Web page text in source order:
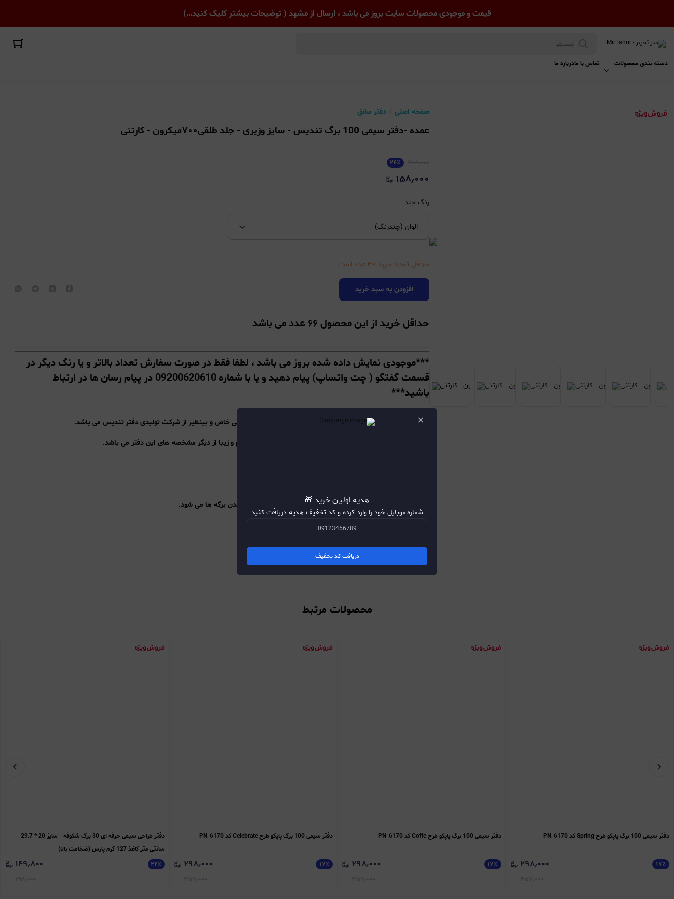
قیمت و موجودی محصولات سایت بروز می باشد ، ارسال از مشهد ( توضیحات بیشتر کلیک کنید...)
دسته بندی محصولات تماس با مادرباره ما
صفحه اصلی دفتر مشق
عمده -دفتر سیمی 100 برگ تندیس - سایز وزیری - جلد طلقی۷۰۰میکرون - کارتنی
۲۴٪
۱۵۸٫۰۰۰
رنگ جلد
الوان (چندرنگ)
حداقل تعداد خرید ۳۰ عدد است
افزودن به سبد خرید
حداقل خرید از این محصول ۶۶ عدد می باشد
***موجودی نمایش داده شده بروز می باشد ، لطفا فقط در صورت سفارش تعداد بالاتر و یا رنگ دیگر در
قسمت گفتگو ( چت واتساپ) پیام دهید و یا با شماره 09200620610 در پیام رسان ها در ارتباط
باشید***
دفتر 100 برگ تندیس با جلد طلقی ضخیم (700میکرون) ، محصولی خاص و بینظیر از شرکت تولیدی دفتر تندیس می باشد.
کاغذ سفید درجه یک با چاپ با کیفیت ، صحافی اعلا و جلد با دوام و زیبا از دیگر مشخصه های این دفتر می باشد.
فنر تک سیم (مارپیچ) که موجب ورق خوردن راحت تر و بیرون نیامدن برگه ها می شود.
(محصول بصورت فروش تکی نیز در سایت موجود می باشد)
محصولات مرتبط
دفتر سیمی 100 برگ پاپکو طرح Spring کد PN-6170
۱۷٪ ۲۹۸٫۰۰۰
دفتر سیمی 100 برگ پاپکو طرح Coffe کد PN-6170
۱۷٪ ۲۹۸٫۰۰۰
دفتر سیمی 100 برگ پاپکو طرح Celebrate کد PN-6170
۱۷٪ ۲۹۸٫۰۰۰
دفتر طراحی سیمی حرفه ای 30 برگ شکوفه - سایز 20 * 29.7
سانتی متر کاغذ 127 گرم پارس (ضخامت بالا)
۲۴٪ ۱۴۹٫۸۰۰
×
هدیه اولین خرید 🎁
شماره موبایل خود را وارد کرده و کد تخفیف هدیه دریافت کنید
دریافت کد تخفیف